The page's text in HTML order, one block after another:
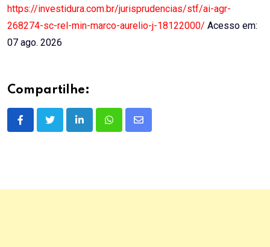
https://investidura.com.br/jurisprudencias/stf/ai-agr-
268274-sc-rel-min-marco-aurelio-j-18122000/ Acesso em:
07 ago. 2026
Compartilhe:
LinkedInWhatsappShare